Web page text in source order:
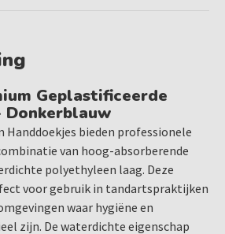
met de stijlvolle en
Handdoekjes. Ideaal voor
uitstraling. Beschikbaar
u altijd de juiste keuze kunt maken
lagoon, grijs, groen, lichtblauw,
wit, lila, zwart,
Geplastificeerde
Donkerblauw
Handdoekjes bieden professionele
van hoog-absorberende
polyethyleen laag. Deze
voor gebruik in tandartspraktijken
waar hygiëne en
zijn. De waterdichte eigenschap